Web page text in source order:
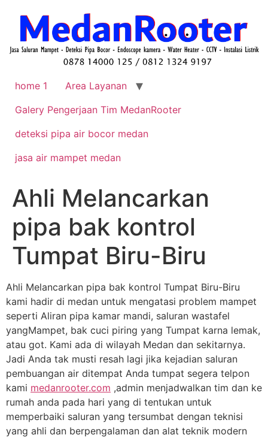
home 1
Area Layanan
Galery Pengerjaan Tim MedanRooter
deteksi pipa air bocor medan
jasa air mampet medan
Ahli Melancarkan
pipa bak kontrol
Tumpat Biru-Biru
Ahli Melancarkan pipa bak kontrol Tumpat Biru-Biru
kami hadir di medan untuk mengatasi problem mampet
seperti Aliran pipa kamar mandi, saluran wastafel
yangMampet, bak cuci piring yang Tumpat karna lemak,
atau got. Kami ada di wilayah Medan dan sekitarnya.
Jadi Anda tak musti resah lagi jika kejadian saluran
pembuangan air ditempat Anda tumpat segera telpon
kami medanrooter.com ,admin menjadwalkan tim dan ke
rumah anda pada hari yang di tentukan untuk
memperbaiki saluran yang tersumbat dengan teknisi
yang ahli dan berpengalaman dan alat teknik modern